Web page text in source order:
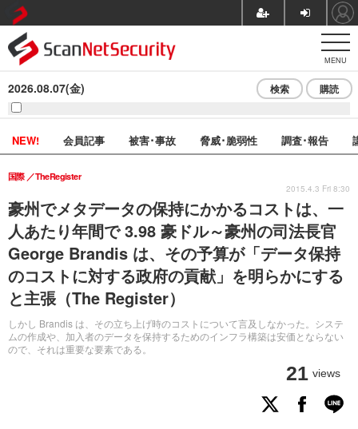
MENU
2026.08.07(金) 検索 購読
NEW! 会員記事 被害･事故 脅威･脆弱性 調査･報告
豪州でメタデータの保持にかかるコストは、一
人あたり年間で 3.98 豪ドル～豪州の司法長官
George Brandis は、その予算が「データ保持
のコストに対する政府の貢献」を明らかにする
と主張（The Register）
しかし Brandis は、その立ち上げ時のコストについて言及しなかった。システ
ムの作成や、加入者のデータを保持するためのインフラ構築は安価とならない
ので、それは重要な要素である。
国際 TheRegister
21 views
2015.4.3 Fri 8:30